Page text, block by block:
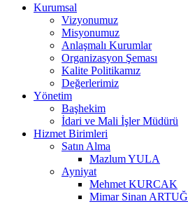
Kurumsal
Vizyonumuz
Misyonumuz
Anlaşmalı Kurumlar
Organizasyon Şeması
Kalite Politikamız
Değerlerimiz
Yönetim
Başhekim
İdari ve Mali İşler Müdürü
Hizmet Birimleri
Satın Alma
Mazlum YULA
Ayniyat
Mehmet KURCAK
Mimar Sinan ARTUĞ